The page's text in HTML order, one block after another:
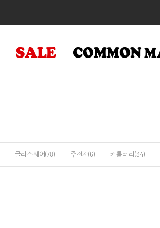
글라스웨어(78) 주전자(6) 커틀러리(34)